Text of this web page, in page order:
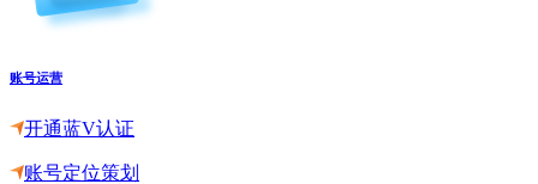
账号运营
开通蓝V认证
账号定位策划